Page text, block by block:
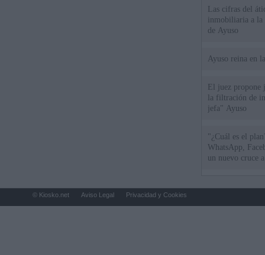
Las cifras del
inmobiliaria a la
de Ayuso
Ayuso reina en
El juez propone
la filtración de
jefa" Ayuso
"¿Cuál es el
WhatsApp,
un nuevo cruce
© Kiosko.net Aviso Legal Privacidad y Cookies